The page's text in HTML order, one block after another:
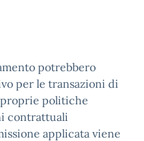
potrebbero
per le transazioni di
proprie politiche
contrattuali
applicata viene